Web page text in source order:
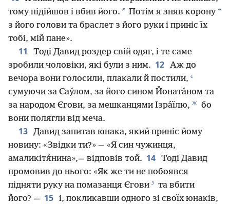
тому підійшов і вбив його. е Потім я зняв корону *
з його голови та браслет з його руки і приніс їх
тобі, мій пане».
11
Тоді Давид роздер свій одяг, і те саме
зробили чоловіки, які були з ним. 12 Аж до
вечора вони голосили, плакали й постили, є
сумуючи за Сау́лом, за його сином Йоната́ном та
за народом Єгови, за мешканцями Ізра́їлю, ж бо
вони полягли від меча.
13 Давид запитав юнака, який приніс йому
новину: «Звідки ти?» — «Я син чужинця,
амаликітя́нина»,— відповів той. 14 Тоді Давид
промовив до нього: «Як же ти не побоявся
підняти руку на помазанця Єгови з та вбити
його? — 15 і, покликавши одного зі своїх юнаків,